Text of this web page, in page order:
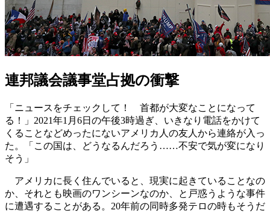
連邦議会議事堂占拠の衝撃
「ニュースをチェックして！ 首都が大変なことになって
る！」2021年1月6日の午後3時過ぎ、いきなり電話をかけて
くることなどめったにないアメリカ人の友人から連絡が入っ
た。「この国は、どうなるんだろう……不安で気が変になり
そう」
アメリカに長く住んでいると、現実に起きていることなの
か、それとも映画のワンシーンなのか、と戸惑うような事件
に遭遇することがある。20年前の同時多発テロの時もそうだ